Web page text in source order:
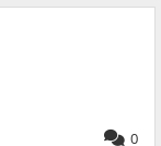
0